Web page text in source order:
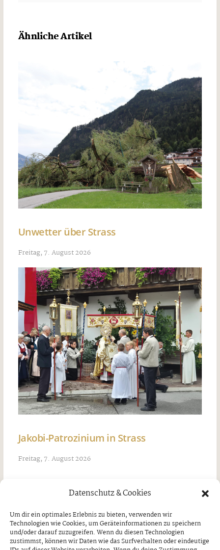
Datenschutz & Cookies
Um dir ein optimales Erlebnis zu bieten, verwenden wir
Technologien wie Cookies, um Geräteinformationen zu speichern
und/oder darauf zuzugreifen. Wenn du diesen Technologien
zustimmst, können wir Daten wie das Surfverhalten oder eindeutige
Ähnliche Artikel
Unwetter über Strass
Freitag, 7. August 2026
Jakobi-Patrozinium in Strass
Freitag, 7. August 2026